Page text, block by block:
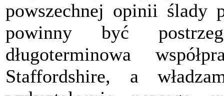
powszechnej opinii ślady
powinny być
długoterminowa
Staffordshire, a